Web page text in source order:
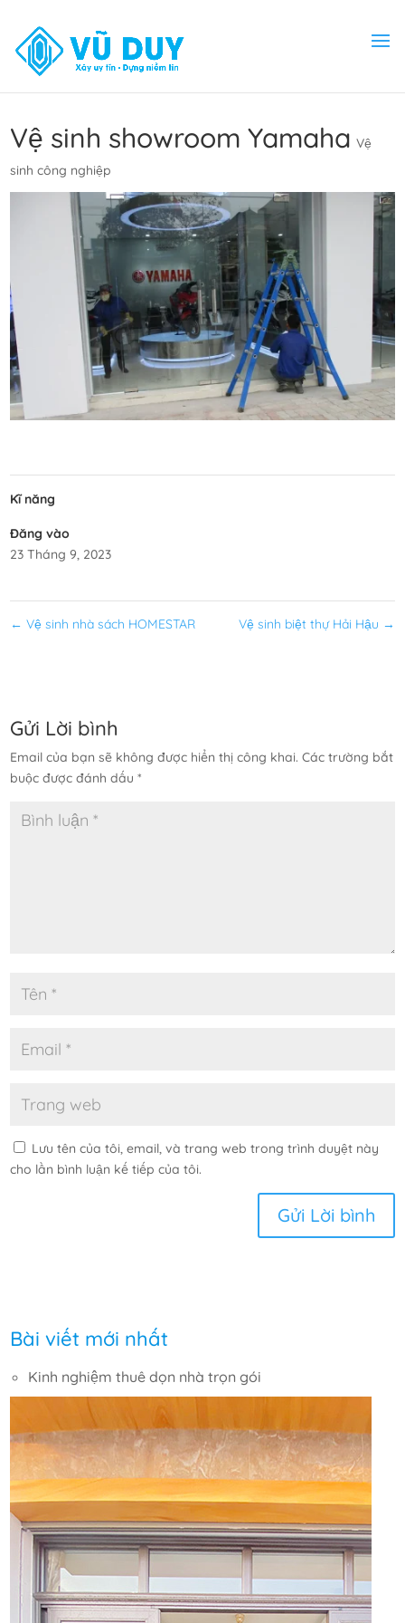
Vệ sinh showroom Yamaha Vệ
sinh công nghiệp
Kĩ năng
Đăng vào
23 Tháng 9, 2023
← Vệ sinh nhà sách HOMESTAR Vệ sinh biệt thự Hải Hậu →
Gửi Lời bình
Email của bạn sẽ không được hiển thị công khai. Các trường bắt
buộc được đánh dấu*
Lưu tên của tôi, email, và trang web trong trình duyệt này
cho lần bình luận kế tiếp của tôi.
Bài viết mới nhất
Kinh nghiệm thuê dọn nhà trọn gói